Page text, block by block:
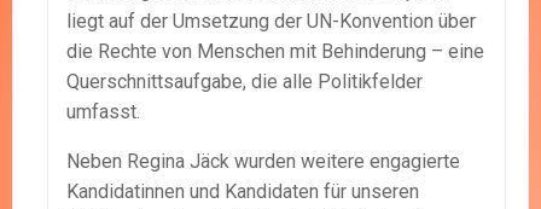
liegt auf der Umsetzung der UN-Konvention über
die Rechte von Menschen mit Behinderung – eine
Querschnittsaufgabe, die alle Politikfelder
umfasst.
Neben Regina Jäck wurden weitere engagierte
Kandidatinnen und Kandidaten für unseren